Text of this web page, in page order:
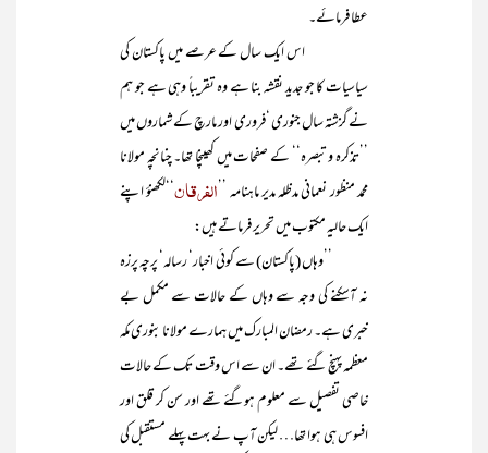
عطا فرمائے۔
اس ایک سال کے عرصے میں پاکستان کی
سیاسیات کا جو جدید نقشہ بنا ہے وہ تقریباً وہی ہے جو ہم
نے گزشتہ سال جنوری ‘فروری اور مارچ کے شماروں میں
’’تذکرہ و تبصرہ‘‘ کے صفحات میں کھینچا تھا۔ چنانچہ مولانا
محمد منظور نعمانی مدظلہ مدیر ماہنامہ ’’ الفرقان‘‘لکھنؤ اپنے
ایک حالیہ مکتوب میں تحریر فرماتے ہیں:
’’وہاں (پاکستان) سے کوئی اخبار‘ رسالہ‘ پرچہ پرزہ
نہ آسکنے کی وجہ سے وہاں کے حالات سے مکمل بے
خبری ہے۔ رمضان المبارک میں ہمارے مولانا بنوری مکہ
معظمہ پہنچ گئے تھے۔ ان سے اس وقت تک کے حالات
خاصی تفصیل سے معلوم ہوگئے تھے اور سن کر قلق اور
افسوس ہی ہوا تھا… لیکن آپ نے بہت پہلے مستقبل کی